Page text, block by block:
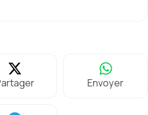
Envoyer